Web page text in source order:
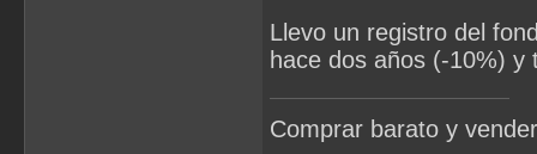
Llevo un registro del
hace dos años (-10%) y
Comprar barato y